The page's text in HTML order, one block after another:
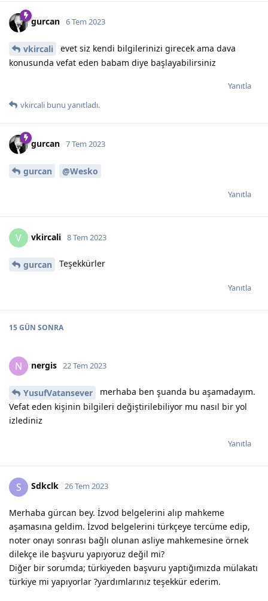
gurcan 6 Tem 2023
vkircali
evet siz kendi bilgilerinizi girecek ama dava
konusunda vefat eden babam diye başlayabilirsiniz
Yanıtla
vkircali bunu yanıtladı.
gurcan 7 Tem 2023
gurcan @Wesko
Yanıtla
V vkircali 8 Tem 2023
gurcan Teşekkürler
Yanıtla
15 GÜN SONRA
N nergis 22 Tem 2023
YusufVatansever
merhaba ben şuanda bu aşamadayım.
Vefat eden kişinin bilgileri değiştirilebiliyor mu nasıl bir yol
izlediniz
Yanıtla
S Sdkclk 26 Tem 2023
Merhaba gürcan bey. İzvod belgelerini alıp mahkeme
aşamasına geldim. İzvod belgelerini türkçeye tercüme edip,
noter onayı sonrası bağlı olunan asliye mahkemesine örnek
dilekçe ile başvuru yapıyoruz değil mi?
Diğer bir sorumda; türkiyeden başvuru yaptığımızda mülakatı
türkiye mi yapıyorlar ?yardımlarınız teşekkür ederim.